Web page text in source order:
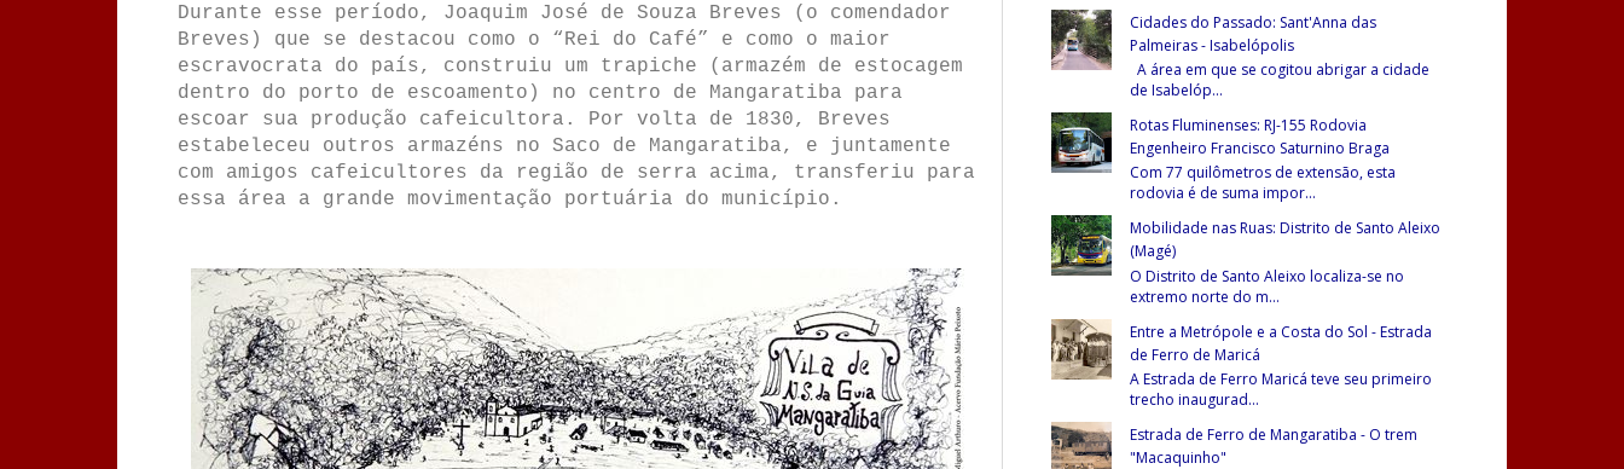
Durante esse período, Joaquim José de Souza Breves (o comendador
Breves) que se destacou como o “Rei do Café” e como o maior
escravocrata do país, construiu um trapiche (armazém de estocagem
dentro do porto de escoamento) no centro de Mangaratiba para
escoar sua produção cafeicultora. Por volta de 1830, Breves
estabeleceu outros armazéns no Saco de Mangaratiba, e juntamente
com amigos cafeicultores da região de serra acima, transferiu para
essa área a grande movimentação portuária do município.
Cidades do Passado: Sant'Anna das
Palmeiras - Isabelópolis
A área em que se cogitou abrigar a cidade
de Isabelóp...
Rotas Fluminenses: RJ-155 Rodovia
Engenheiro Francisco Saturnino Braga
Com 77 quilômetros de extensão, esta
rodovia é de suma impor...
Mobilidade nas Ruas: Distrito de Santo Aleixo
(Magé)
O Distrito de Santo Aleixo localiza-se no
extremo norte do m...
Entre a Metrópole e a Costa do Sol - Estrada
de Ferro de Maricá
A Estrada de Ferro Maricá teve seu primeiro
trecho inaugurad...
Estrada de Ferro de Mangaratiba - O trem
"Macaquinho"